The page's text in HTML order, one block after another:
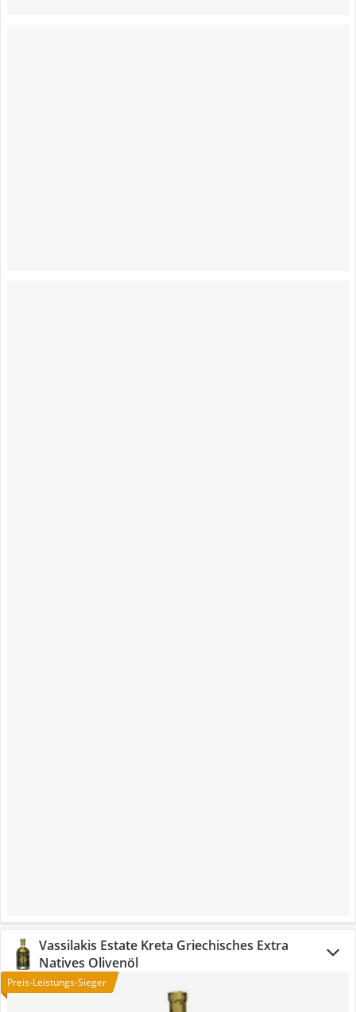
Vassilakis Estate Kreta Griechisches Extra
Natives Olivenöl
Preis-Leistungs-Sieger